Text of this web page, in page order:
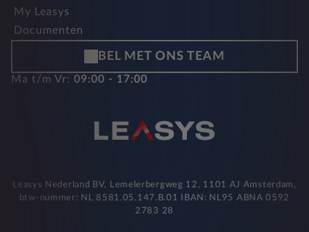
My Leasys
Documenten
BEL MET ONS TEAM
Ma t/m Vr: 09:00 - 17:00
Leasys Nederland BV, Lemelerbergweg 12, 1101 AJ Amsterdam,
btw-nummer: NL 8581.05.147.B.01 IBAN: NL95 ABNA 0592
2783 28